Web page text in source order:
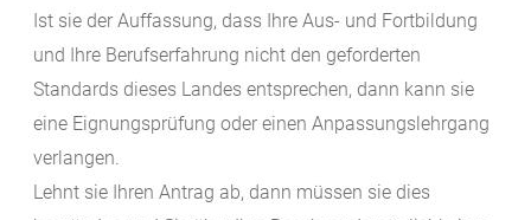
Ist sie der Auffassung, dass Ihre Aus- und Fortbildung
und Ihre Berufserfahrung nicht den geforderten
Standards dieses Landes entsprechen, dann kann sie
eine Eignungsprüfung oder einen Anpassungslehrgang
verlangen.
Lehnt sie Ihren Antrag ab, dann müssen sie dies